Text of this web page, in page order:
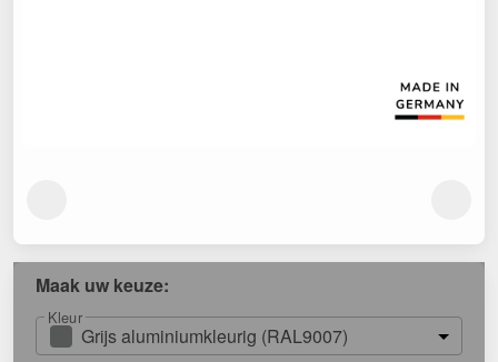
Maak uw keuze:
Kleur
Grijs aluminiumkleurig (RAL9007)